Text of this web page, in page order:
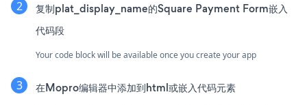
复制plat_display_name的Square Payment Form嵌入
代码段
Your code block will be available once you create your app
在Mopro编辑器中添加到html或嵌入代码元素